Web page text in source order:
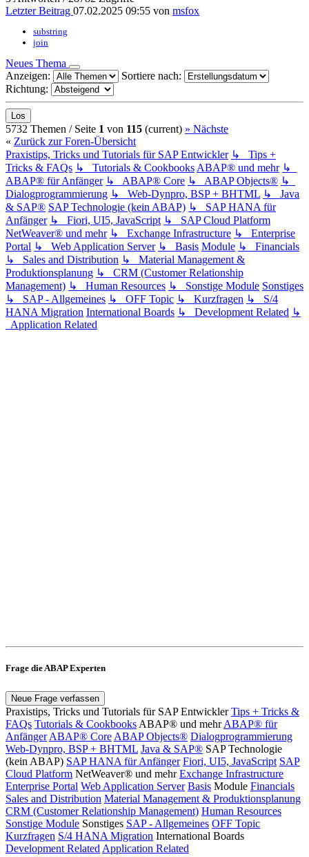
Letzter Beitrag 07.02.2025 09:55 von msfox
substring
join
Neues Thema
Anzeigen:
Sortiere nach:
Richtung:
5732 Themen / Seite 1 von 115 (current) » Nächste
« Zurück zur Foren-Übersicht
Praxistips, Tricks und Tutorials für SAP Entwickler ↳ Tips +
Tricks & FAQs ↳ Tutorials & Cookbooks ABAP® und mehr ↳
ABAP® für Anfänger ↳ ABAP® Core ↳ ABAP Objects® ↳
Dialogprogrammierung ↳ Web-Dynpro, BSP + BHTML ↳ Java
& SAP® SAP Technologie (kein ABAP) ↳ SAP HANA für
Anfänger ↳ Fiori, UI5, JavaScript ↳ SAP Cloud Platform
NetWeaver® und mehr ↳ Exchange Infrastructure ↳ Enterprise
Portal ↳ Web Application Server ↳ Basis Module ↳ Financials
↳ Sales and Distribution ↳ Material Management &
Produktionsplanung ↳ CRM (Customer Relationship
Management) ↳ Human Resources ↳ Sonstige Module Sonstiges
↳ SAP - Allgemeines ↳ OFF Topic ↳ Kurzfragen ↳ S/4
HANA Migration International Boards ↳ Development Related ↳
Application Related
Frage die ABAP Experten
Neue Frage verfassen
Praxistips, Tricks und Tutorials für SAP Entwickler Tips + Tricks &
FAQs Tutorials & CookbooksABAP® und mehrABAP® für
AnfängerABAP® CoreABAP Objects® Dialogprogrammierung
Web-Dynpro, BSP + BHTML Java & SAP® SAP Technologie
(kein ABAP) SAP HANA für Anfänger Fiori, UI5, JavaScript SAP
Cloud Platform NetWeaver® und mehr Exchange Infrastructure
Enterprise Portal Web Application Server Basis Module Financials
Sales and Distribution Material Management & Produktionsplanung
CRM (Customer Relationship Management) Human Resources
Sonstige Module Sonstiges SAP - Allgemeines OFF Topic
Kurzfragen S/4 HANA Migration International Boards
Development RelatedApplication Related